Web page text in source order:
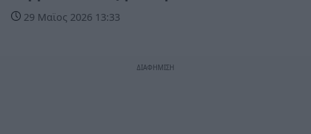
29 Μαϊος 2026 13:33